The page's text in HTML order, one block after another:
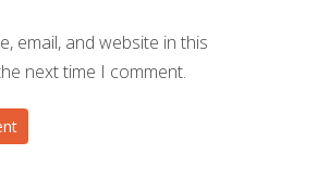
email, and website in this
next time I comment.